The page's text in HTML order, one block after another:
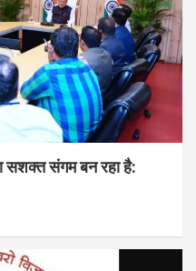
सशक्त संगम बन रहा है: